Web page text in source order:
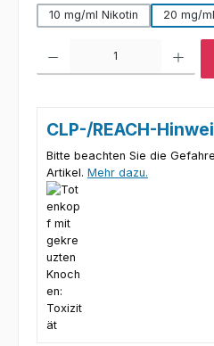
10 mg/ml Nikotin
20 mg/
CLP-/REACH-
Bitte beachten Sie die
Artikel. Mehr dazu.